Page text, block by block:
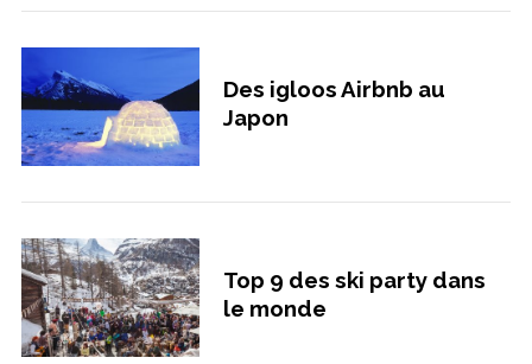
Des igloos Airbnb au
Japon
Top 9 des ski party dans
le monde